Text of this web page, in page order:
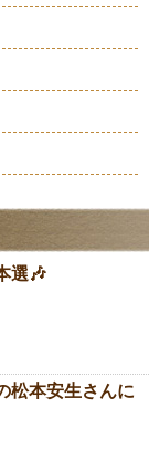
選🎶
松本安生さんに